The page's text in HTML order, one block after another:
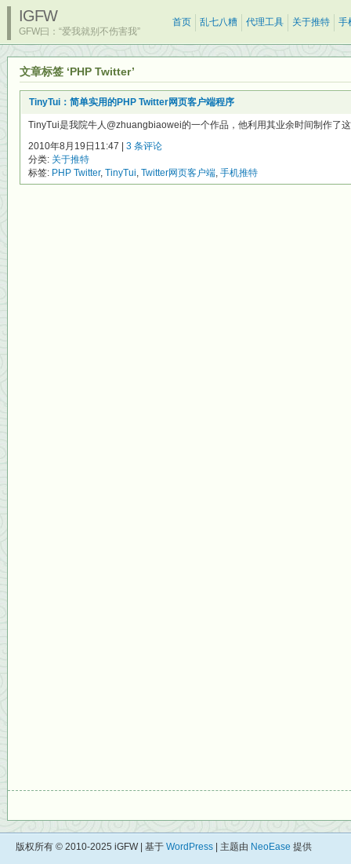
IGFW
GFW曰：“爱我就别不伤害我”
首页 乱七八糟 代理工具 关于推特 手
文章标签 ‘PHP Twitter’
TinyTui：简单实用的PHP Twitter网页客户端程序
TinyTui是我院牛人@zhuangbiaowei的一个作品，他利用其业余时间制作了
2010年8月19日11:47 | 3 条评论
分类: 关于推特
标签: PHP Twitter, TinyTui, Twitter网页客户端, 手机推特
版权所有 © 2010-2025 iGFW | 基于 WordPress | 主题由 NeoEase 提供